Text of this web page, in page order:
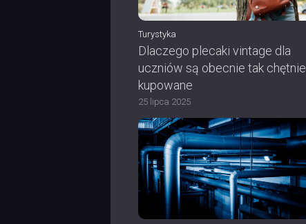
Turystyka
Dlaczego plecaki vintage dla
uczniów są obecnie tak chętnie
kupowane
25 lipca 2025